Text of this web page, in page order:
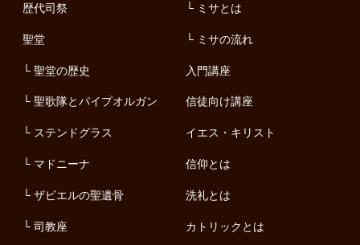
歴代司祭
聖堂
聖堂の歴史
聖歌隊とパイプオルガン
ステンドグラス
マドニーナ
ザビエルの聖遺骨
司教座
ミサとは
ミサの流れ
入門講座
信徒向け講座
イエス・キリスト
信仰とは
洗礼とは
カトリックとは